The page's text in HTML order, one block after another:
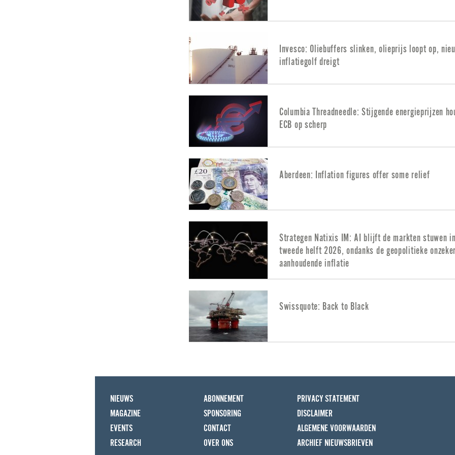
Invesco: Oliebuffers slinken, olieprijs loopt op,
inflatiegolf dreigt
Columbia Threadneedle: Stijgende energieprijzen
ECB op scherp
Aberdeen: Inflation figures offer some relief
Strategen Natixis IM: AI blijft de markten stuwen
tweede helft 2026, ondanks de geopolitieke
aanhoudende inflatie
Swissquote: Back to Black
NIEUWS
MAGAZINE
EVENTS
RESEARCH
ABONNEMENT
SPONSORING
CONTACT
OVER ONS
PRIVACY STATEMENT
DISCLAIMER
ALGEMENE VOORWAARDEN
ARCHIEF NIEUWSBRIEVEN